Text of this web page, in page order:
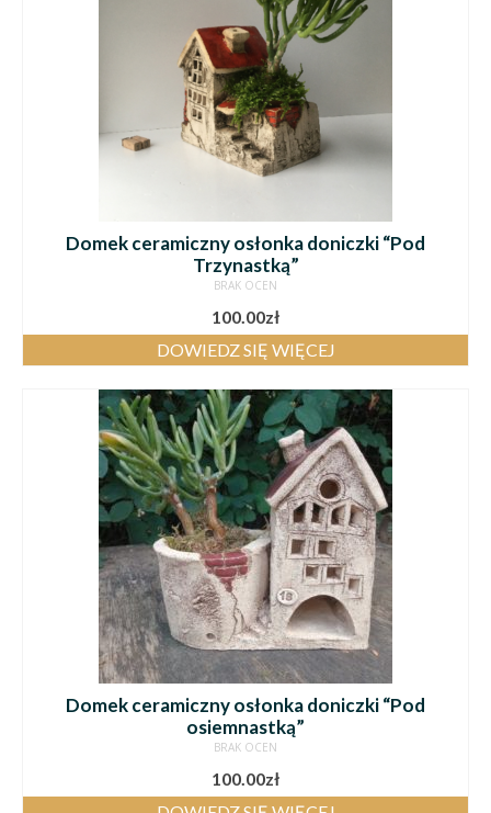
Domek ceramiczny osłonka doniczki “Pod
Trzynastką”
BRAK OCEN
100.00zł
DOWIEDZ SIĘ WIĘCEJ
Domek ceramiczny osłonka doniczki “Pod
osiemnastką”
BRAK OCEN
100.00zł